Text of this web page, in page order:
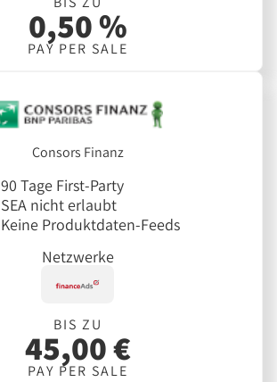
0,50 %
PAY PER SALE
Consors Finanz
90 Tage First-Party
SEA nicht erlaubt
Keine Produktdaten-Feeds
Netzwerke
BIS ZU
45,00 €
PAY PER SALE